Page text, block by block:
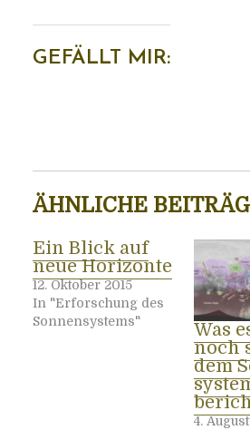
GEFÄLLT MIR:
ÄHN­LI­CHE
Ein Blick auf
neue Horizonte
12. Oktober 2015
In "Erforschung des
Sonnensystems"
Was
noch
dem
4.